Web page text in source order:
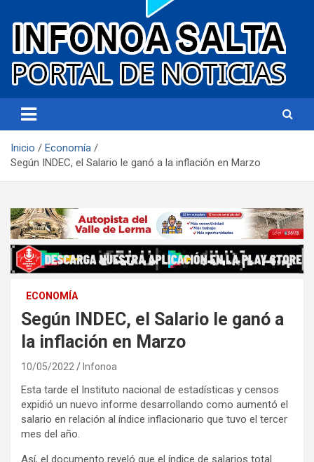
Infonoa Salta
Inicio
Economía
Según INDEC, el Salario le ganó a la inflación en Marzo
ECONOMÍA
Según INDEC, el Salario le ganó a
la inflación en Marzo
10/05/2022 Infonoa
Esta tarde el Instituto nacional de estadísticas y censos
expidió un nuevo informe desarrollando como aumentó el
salario en relación al índice inflacionario que tuvo el tercer
mes del año.
Así, el documento reveló que el índice de salarios total